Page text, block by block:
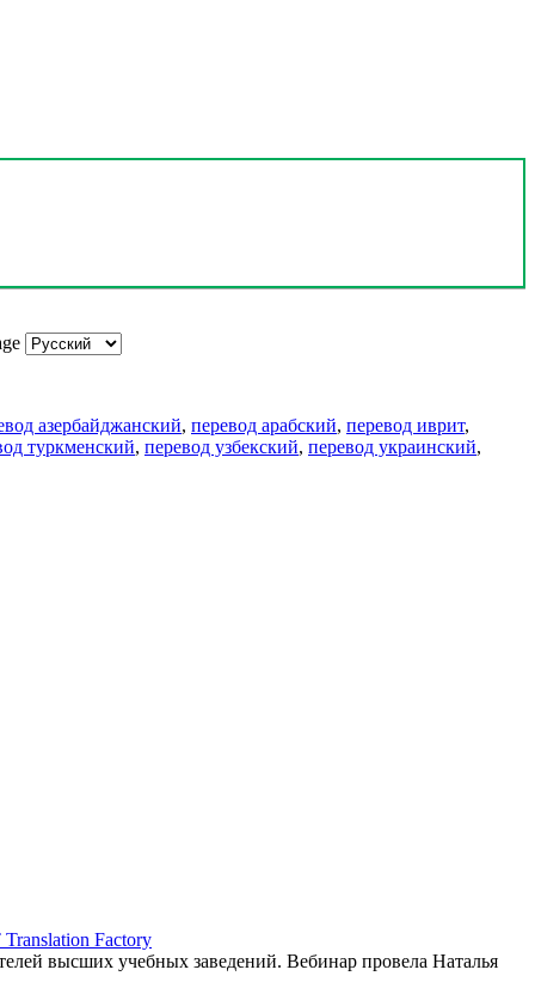
азербайджанский, перевод арабский, перевод иврит,
туркменский, перевод узбекский, перевод украинский,
Factory
высших учебных заведений. Вебинар провела Наталья